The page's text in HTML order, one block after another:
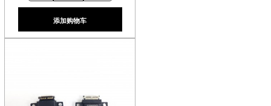
添加购物车